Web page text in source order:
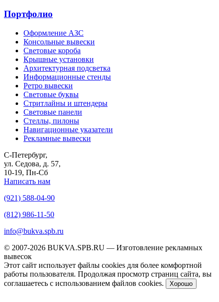
Портфолио
Оформление АЗС
Консольные вывески
Световые короба
Крышные установки
Архитектурная подсветка
Информационные стенды
Ретро вывески
Световые буквы
Стритлайны и штендеры
Световые панели
Стеллы, пилоны
Навигационные указатели
Рекламные вывески
С-Петербург,
ул. Седова, д. 57,
10-19, Пн-Сб
Написать нам
(921) 588-04-90
(812) 986-11-50
info@bukva.spb.ru
© 2007-2026 BUKVA.SPB.RU — Изготовление рекламных
вывесок
Этот сайт использует файлы cookies для более комфортной
работы пользователя. Продолжая просмотр страниц сайта, вы
соглашаетесь с использованием файлов cookies.
Хорошо